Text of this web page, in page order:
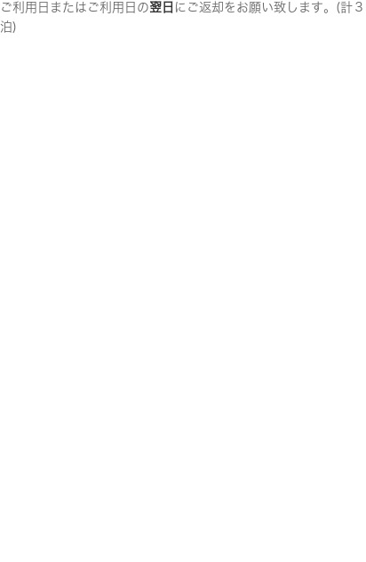
ご利用日またはご利用日の翌日 にご返却をお願い致します。(計３
泊)